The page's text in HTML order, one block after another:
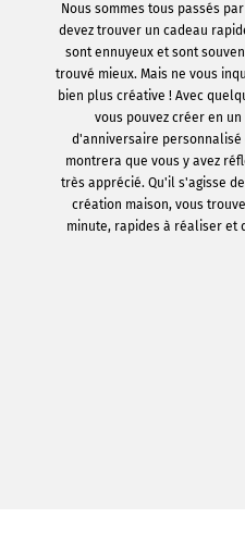
Nous sommes tous passés
devez trouver un cadeau
sont ennuyeux et sont
trouvé mieux. Mais ne vous
bien plus créative ! Avec
vous pouvez créer en
d'anniversaire
montrera que vous y avez
très apprécié. Qu'il s'agisse
création maison, vous
minute, rapides à réaliser et